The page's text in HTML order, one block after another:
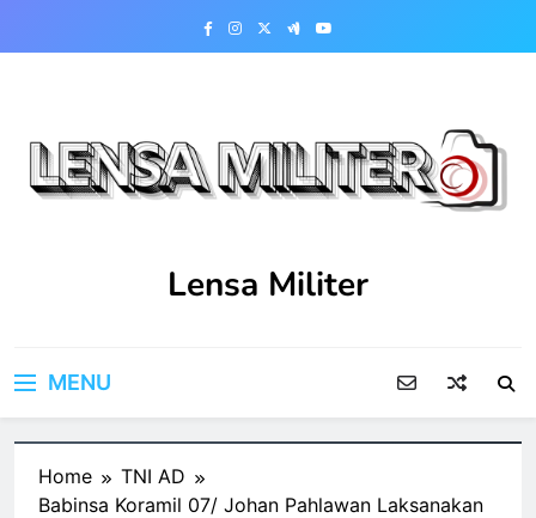
Lensa Militer
MENU
Home
TNI AD
Babinsa Koramil 07/ Johan Pahlawan Laksanakan